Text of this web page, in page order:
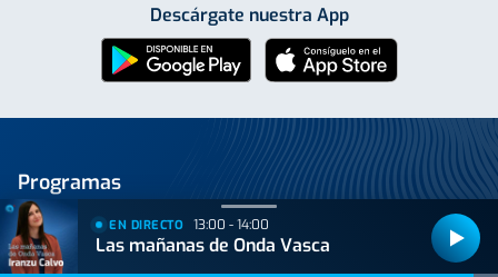
Descárgate nuestra App
Programas
Las mañanas de Onda Vasca
Las tardes de Onda Vasca
EN DIRECTO 13:00 - 14:00
Las mañanas de Onda Vasca